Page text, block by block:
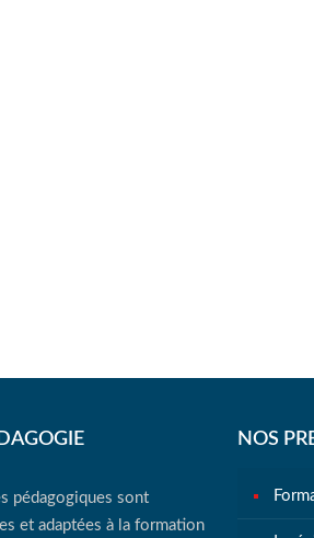
pédagogiques sont
et adaptées à la formation
NOS